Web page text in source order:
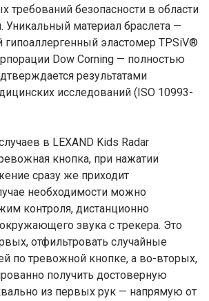
требований безопасности в области
Уникальный материал браслета —
гипоаллергенный эластомер TPSiV®
Dow Corning — полностью
результатами
исследований (ISO 10993-
в LEXAND Kids Radar
кнопка, при нажатии
сразу же приходит
необходимости можно
контроля, дистанционно
звука с трекера. Это
отфильтровать случайные
по тревожной кнопке, а во-вторых,
получить достоверную
из первых рук — напрямую от